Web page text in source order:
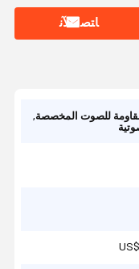
ﺎﺘﺼﻟ ﺍﻶﻧ
للصوت المخصصة,